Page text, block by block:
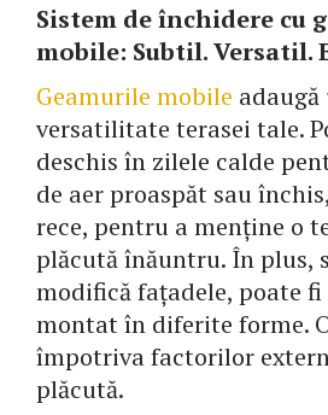
Sistem de închidere cu
mobile: Subtil. Versatil.
Geamurile mobile adaugă
versatilitate terasei tale.
deschis în zilele calde
de aer proaspăt sau
rece, pentru a menține o
plăcută înăuntru. În plus,
modifică fațadele, poate
montat în diferite forme.
împotriva factorilor
plăcută.